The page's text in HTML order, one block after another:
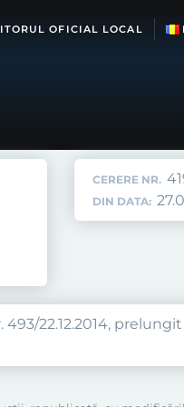
OFICIAL LOCAL
CERERE NR.
DIN DATA:
22.12.2014, prelungit